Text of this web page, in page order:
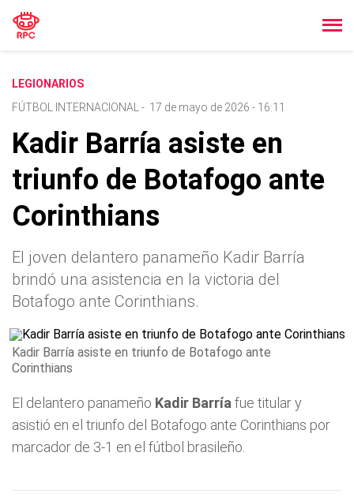
LEGIONARIOS
FÚTBOL INTERNACIONAL
- 17 de mayo de 2026 - 16:11
Kadir Barría asiste en
triunfo de Botafogo ante
Corinthians
El joven delantero panameño Kadir Barría
brindó una asistencia en la victoria del
Botafogo ante Corinthians.
Kadir Barría asiste en triunfo de Botafogo ante
Corinthians
El delantero panameño Kadir Barría fue titular y
asistió en el triunfo del Botafogo ante Corinthians por
marcador de 3-1 en el fútbol brasileño.